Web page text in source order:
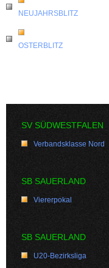
NEUJAHRSBLITZ
OSTERBLITZ
SV SÜDWESTFALEN
Verbandsklasse Nord
SB SAUERLAND
Viererpokal
SB SAUERLAND
U20-Bezirksliga